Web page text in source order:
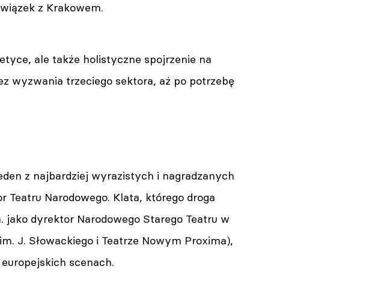
z Krakowem.
ale także holistyczne spojrzenie na
wyzwania trzeciego sektora, aż po potrzebę
z najbardziej wyrazistych i nagradzanych
Narodowego. Klata, którego droga
dyrektor Narodowego Starego Teatru w
J. Słowackiego i Teatrze Nowym Proxima),
scenach.